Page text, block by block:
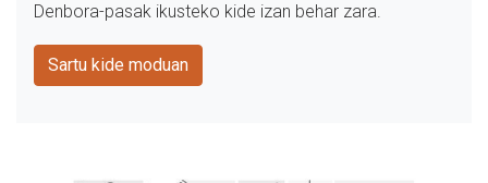
Denbora-pasak ikusteko kide izan behar zara.
Sartu kide moduan